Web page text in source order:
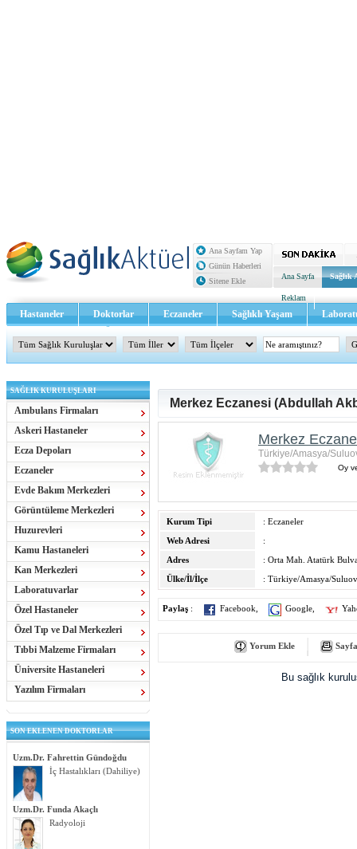
Ana Sayfam Yap
Günün Haberleri
Sitene Ekle
Ana Sayfa Sağlık
Reklam
Hastaneler Doktorlar Eczaneler Sağlıklı Yaşam
Sağlık TV - Video İletişim
SAĞLIK KURULUŞLARI
Ambulans Firmaları
Askeri Hastaneler
Ecza Depoları
Eczaneler
Evde Bakım Merkezleri
Görüntüleme Merkezleri
Huzurevleri
Kamu Hastaneleri
Kan Merkezleri
Laboratuvarlar
Özel Hastaneler
Özel Tıp ve Dal Merkezleri
Tıbbi Malzeme Firmaları
Üniversite Hastaneleri
Yazılım Firmaları
SON EKLENEN DOKTORLAR
Uzm.Dr. Fahrettin Gündoğdu
İç Hastalıkları (Dahiliye)
Uzm.Dr. Funda Akaçlı
Radyoloji
Merkez Eczanesi (Abdullah
Merkez
Türkiye/Amasya/
Oy
Kurum Tipi
: Eczaneler
Web Adresi
:
Adres
: Orta Mah. Atatürk
Ülke/İl/İlçe
: Türkiye/Amasya/
Paylaş : Facebook Google
Yorum Ekle
Bu sağlık